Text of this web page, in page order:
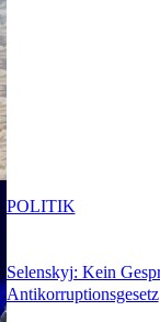
Selenskyj: Kein
Antikorruptionsgesetz
POLITIK